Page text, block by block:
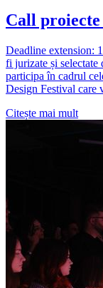
Call
Deadline extension:
fi jurizate și
participa în cadrul
Design Festival care
Citește mai mult